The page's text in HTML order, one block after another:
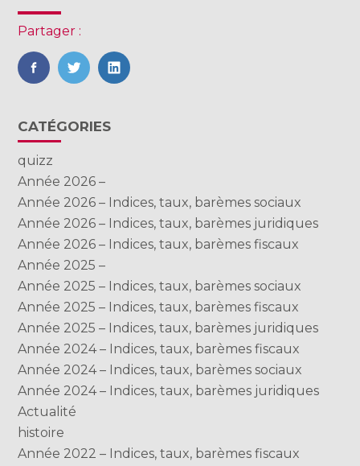
Partager :
FaceBook
TwitterLinkedIn
Blog
sidebar
CATÉGORIES
quizz
Année 2026 –
Année 2026 – Indices, taux, barèmes sociaux
Année 2026 – Indices, taux, barèmes juridiques
Année 2026 – Indices, taux, barèmes fiscaux
Année 2025 –
Année 2025 – Indices, taux, barèmes sociaux
Année 2025 – Indices, taux, barèmes fiscaux
Année 2025 – Indices, taux, barèmes juridiques
Année 2024 – Indices, taux, barèmes fiscaux
Année 2024 – Indices, taux, barèmes sociaux
Année 2024 – Indices, taux, barèmes juridiques
Actualité
histoire
Année 2022 – Indices, taux, barèmes fiscaux